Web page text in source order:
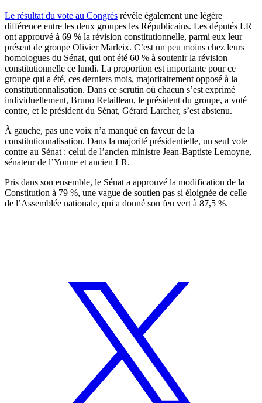
Le résultat du vote au Congrès révèle également une légère
différence entre les deux groupes les Républicains. Les députés LR
ont approuvé à 69 % la révision constitutionnelle, parmi eux leur
présent de groupe Olivier Marleix. C’est un peu moins chez leurs
homologues du Sénat, qui ont été 60 % à soutenir la révision
constitutionnelle ce lundi. La proportion est importante pour ce
groupe qui a été, ces derniers mois, majoritairement opposé à la
constitutionnalisation. Dans ce scrutin où chacun s’est exprimé
individuellement, Bruno Retailleau, le président du groupe, a voté
contre, et le président du Sénat, Gérard Larcher, s’est abstenu.
À gauche, pas une voix n’a manqué en faveur de la
constitutionnalisation. Dans la majorité présidentielle, un seul vote
contre au Sénat : celui de l’ancien ministre Jean-Baptiste Lemoyne,
sénateur de l’Yonne et ancien LR.
Pris dans son ensemble, le Sénat a approuvé la modification de la
Constitution à 79 %, une vague de soutien pas si éloignée de celle
de l’Assemblée nationale, qui a donné son feu vert à 87,5 %.